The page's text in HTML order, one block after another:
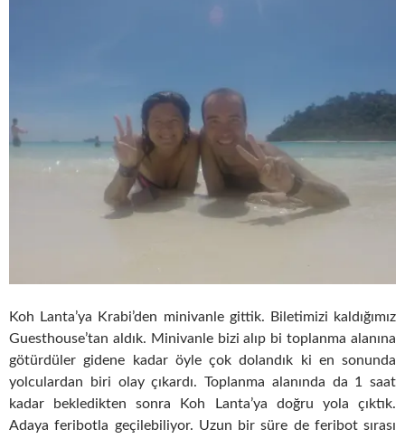
Koh Lanta’ya Krabi’den minivanle gittik. Biletimizi kaldığımız
Guesthouse’tan aldık. Minivanle bizi alıp bi toplanma alanına
götürdüler gidene kadar öyle çok dolandık ki en sonunda
yolculardan biri olay çıkardı. Toplanma alanında da 1 saat
kadar bekledikten sonra Koh Lanta’ya doğru yola çıktık.
Adaya feribotla geçilebiliyor. Uzun bir süre de feribot sırası